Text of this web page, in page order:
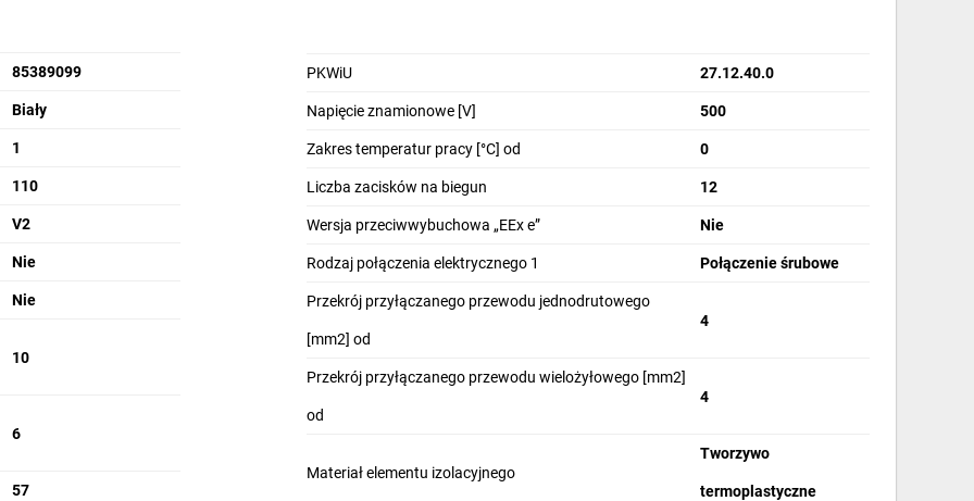
85389099
Biały
1
110
V2
Nie
Nie
10
6
57
PKWiU 27.12.40.0
Napięcie znamionowe [V] 500
Zakres temperatur pracy [°C] od 0
Liczba zacisków na biegun 12
Wersja przeciwwybuchowa „EEx e” Nie
Rodzaj połączenia elektrycznego 1 Połączenie śrubowe
Przekrój przyłączanego przewodu jednodrutowego
[mm2] od
4
Przekrój przyłączanego przewodu wielożyłowego [mm2]
od
4
Materiał elementu izolacyjnego
Tworzywo
termoplastyczne